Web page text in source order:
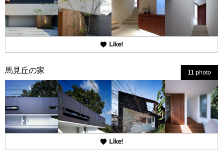
馬見丘の家 11 photo